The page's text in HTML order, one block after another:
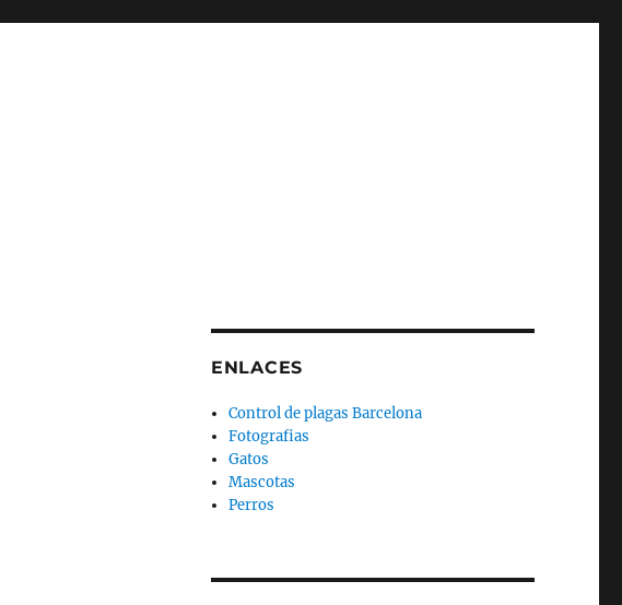
ENLACES
Control de plagas Barcelona
Fotografias
Gatos
Mascotas
Perros